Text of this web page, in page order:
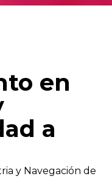
en
a
y Navegación de